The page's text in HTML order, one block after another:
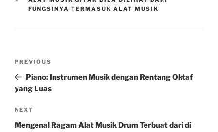
FUNGSINYA TERMASUK ALAT MUSIK
Previous
Post
PREVIOUS
Piano: Instrumen Musik dengan Rentang Oktaf
yang Luas
Next
Post
NEXT
Mengenal Ragam Alat Musik Drum Terbuat dari di